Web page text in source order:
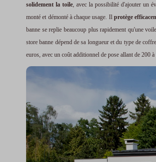
solidement la toile , avec la possibilité d'ajouter un
monté et démonté à chaque usage. Il protège
banne se replie beaucoup plus rapidement qu'une
store banne dépend de sa longueur et du type de
euros, avec un coût additionnel de pose allant de 200 à